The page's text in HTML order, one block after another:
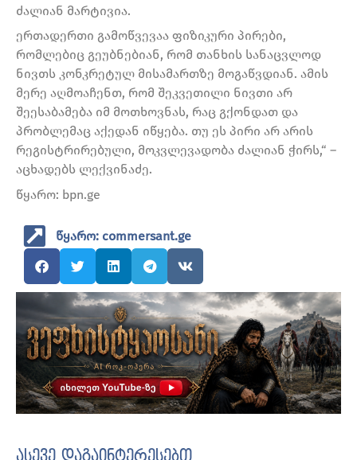
ძალიან მარტივია.
ერთადერთი გამოწვევაა ფიზიკური პირები,
რომლებიც გეუბნებიან, რომ თანხის სანაცვლოდ
ნივთს კონკრეტულ მისამართზე მოგაწვდიან. ამის
მერე აღმოაჩენთ, რომ შეკვეთილი ნივთი არ
შეესაბამება იმ მოთხოვნას, რაც გქონდათ და
პრობლემაც აქედან იწყება. თუ ეს პირი არ არის
რეგისტრირებული, მოკვლევადობა ძალიან ჭირს,“ –
აცხადებს ლექვინაძე.
წყარო: bpn.ge
წყარო: commersant.ge